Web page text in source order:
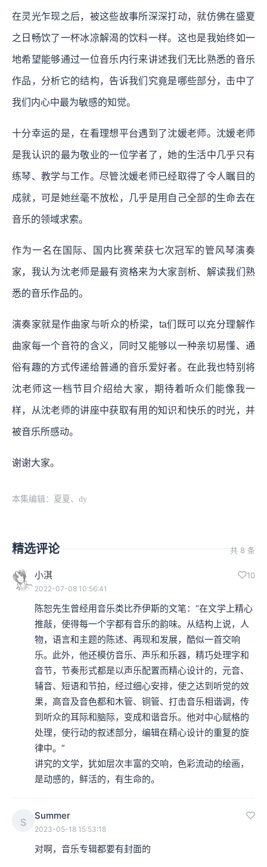
在灵光乍现之后，被这些故事所深深打动，就仿佛在盛夏
之日畅饮了一杯冰凉解渴的饮料一样。这也是我始终如一
地希望能够通过一位音乐内行来讲述我们无比熟悉的音乐
作品，分析它的结构，告诉我们究竟是哪些部分，击中了
我们内心中最为敏感的知觉。
十分幸运的是，在看理想平台遇到了沈媛老师。沈媛老师
是我认识的最为敬业的一位学者了，她的生活中几乎只有
练琴、教学与工作。尽管沈媛老师已经取得了令人瞩目的
成就，可是她丝毫不放松，几乎是用自己全部的生命去在
音乐的领域求索。
作为一名在国际、国内比赛荣获七次冠军的管风琴演奏
家，我认为沈老师是最有资格来为大家剖析、解读我们熟
悉的音乐作品的。
演奏家就是作曲家与听众的桥梁，ta们既可以充分理解作
曲家每一个音符的含义，同时又能够以一种亲切易懂、通
俗有趣的方式传递给普通的音乐爱好者。在此我也特别将
沈老师这一档节目介绍给大家，期待着听众们能像我一
样，从沈老师的讲座中获取有用的知识和快乐的时光，并
被音乐所感动。
谢谢大家。
本集编辑：夏夏、dy
精选评论 共 8 条
小淇 10
2022-07-08 10:56:41
陈恕先生曾经用音乐类比乔伊斯的文笔：“在文学上精心
推敲，使得每一个字都有音乐的韵味。从结构上说，人
物，语言和主题的陈述、再现和发展，酷似一首交响
乐。此外，他还模仿音乐、声乐和乐器，精巧处理字和
音节，节奏形式都是以声乐配置而精心设计的，元音、
辅音、短语和节拍，经过细心安排，使之达到听觉的效
果，高音及音色都和木管、铜管、打击音乐相谐调，传
到听众的耳际和脑际，变成和谐音乐。他对中心赋格的
处理，使行动的叙述部分，编辑在精心设计的重复的旋
律中。”
讲究的文学，犹如层次丰富的交响，色彩流动的绘画，
是动感的，鲜活的，有生命的。
S
Summer
2023-05-18 15:53:18
对啊，音乐专辑都要有封面的